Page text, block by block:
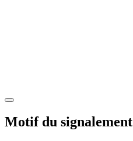
Motif du signalement